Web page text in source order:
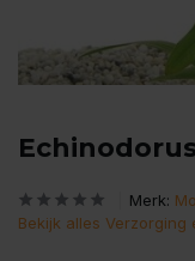
Merk:
Bekijk alles Verzorging